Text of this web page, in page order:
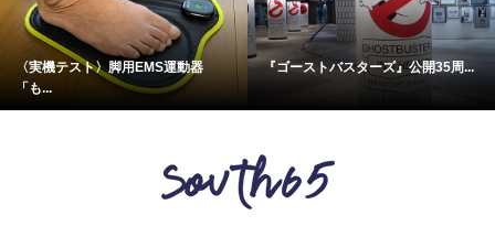
〈実機テスト〉脚用EMS運動器
「も...
『ゴーストバスターズ』公開35周...